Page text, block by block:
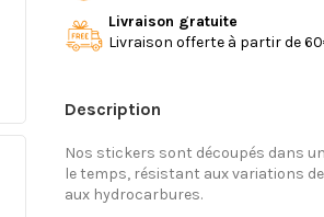
Livraison gratuite
Livraison offerte à partir de
Description
Nos stickers sont découpés dans un
le temps, résistant aux variations
aux hydrocarbures.